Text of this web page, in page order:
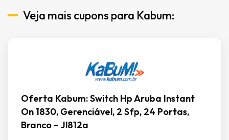
Veja mais cupons para Kabum:
Oferta Kabum: Switch Hp Aruba Instant
On 1830, Gerenciável, 2 Sfp, 24 Portas,
Branco – Jl812a